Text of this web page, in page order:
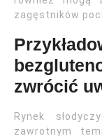
zagęstników
zwrócić
Rynek
zawrotnym